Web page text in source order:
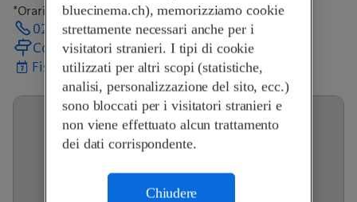
*Orari di apertura speciali
027 346 75 91
Come arrivare
Fissa un appuntamento
bluecinema.ch), memorizziamo cookie
strettamente necessari anche per i
visitatori stranieri. I tipi di cookie
utilizzati per altri scopi (statistiche,
analisi, personalizzazione del sito, ecc.)
sono bloccati per i visitatori stranieri e
non viene effettuato alcun trattamento
dei dati corrispondente.
Chiudere